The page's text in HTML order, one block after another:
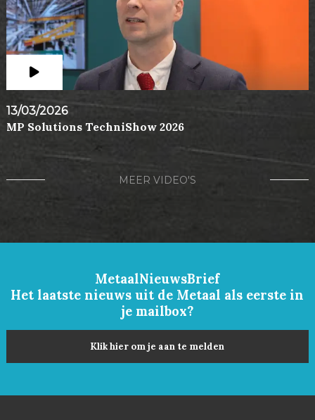
13/03/2026
MP Solutions TechniShow 2026
MEER VIDEO'S
MetaalNieuwsBrief
Het laatste nieuws uit de Metaal als eerste in
je mailbox?
Klik hier om je aan te melden